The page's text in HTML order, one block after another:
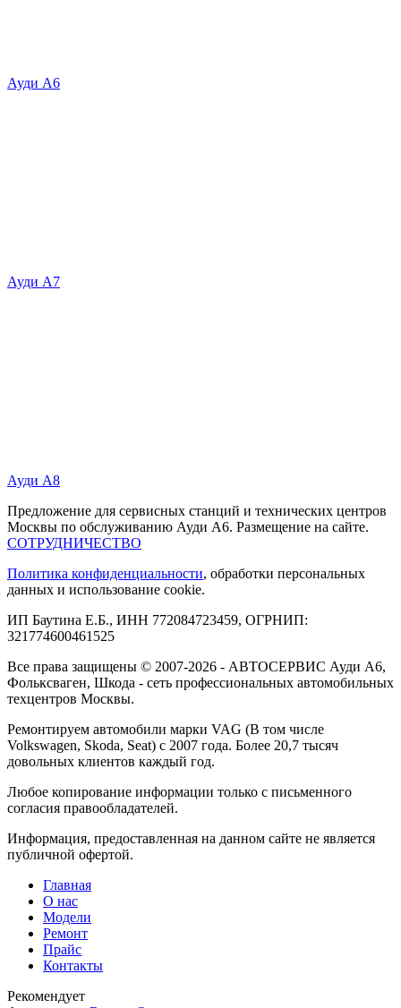
Ауди А6
Ауди А7
Ауди А8
Предложение для сервисных станций и технических центров
Москвы по обслуживанию Ауди А6. Размещение на сайте.
СОТРУДНИЧЕСТВО
Политика конфиденциальности, обработки персональных
данных и использование cookie.
ИП Баутина Е.Б., ИНН 772084723459, ОГРНИП:
321774600461525
Все права защищены © 2007-2026 - АВТОСЕРВИС Ауди А6,
Фольксваген, Шкода - сеть профессиональных автомобильных
техцентров Москвы.
Ремонтируем автомобили марки VAG (В том числе
Volkswagen, Skoda, Seat) с 2007 года. Более 20,7 тысяч
довольных клиентов каждый год.
Любое копирование информации только с письменного
согласия правообладателей.
Информация, предоставленная на данном сайте не является
публичной офертой.
Главная
О нас
Модели
Ремонт
Прайс
Контакты
Рекомендует